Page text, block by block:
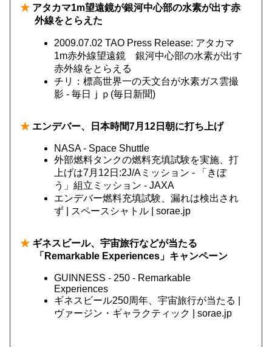
★ アタカマ1m望遠鏡が銀河中心部の水素が出す赤
外線をとらえた
2009.07.02 TAO Press Release: アタカマ
1m赤外線望遠鏡 銀河中心部の水素が出す
赤外線をとらえる
チリ：標高世界一の天文台が水素ガス雲撮
影 - 毎日ｊｐ(毎日新聞)
★ エンデバー、日本時間7月12日朝に打ち上げ
NASA - Space Shuttle
外部燃料タンクの燃料充填試験を実施、打
上げは7月12日:2J/Aミッション - 「きぼ
う」組立ミッション - JAXA
エンデバー燃料充填試験、漏れは検出され
ず | スペースシャトル | sorae.jp
★ ギネスビール、宇宙旅行などが当たる
「Remarkable Experiences」キャンペーン
GUINNESS - 250 - Remarkable
Experiences
ギネスビール250周年、宇宙旅行が当たる |
ヴァージン・ギャラクティック | sorae.jp